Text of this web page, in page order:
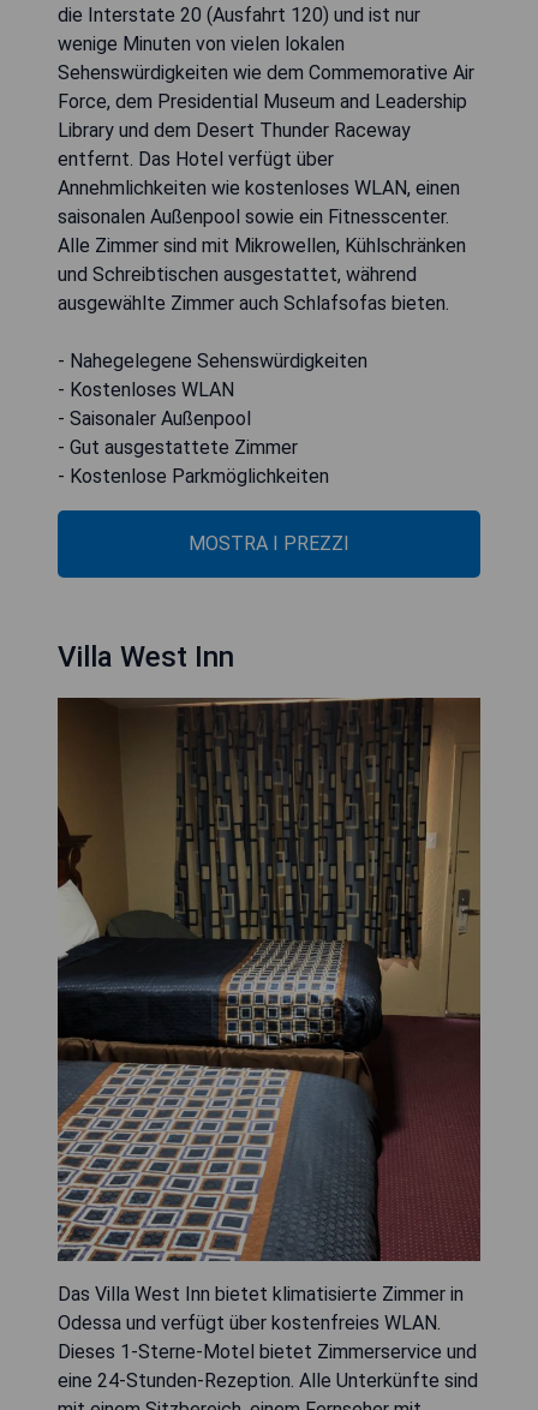
die Interstate 20 (Ausfahrt 120) und ist nur
wenige Minuten von vielen lokalen
Sehenswürdigkeiten wie dem Commemorative Air
Force, dem Presidential Museum and Leadership
Library und dem Desert Thunder Raceway
entfernt. Das Hotel verfügt über
Annehmlichkeiten wie kostenloses WLAN, einen
saisonalen Außenpool sowie ein Fitnesscenter.
Alle Zimmer sind mit Mikrowellen, Kühlschränken
und Schreibtischen ausgestattet, während
ausgewählte Zimmer auch Schlafsofas bieten.
- Nahegelegene Sehenswürdigkeiten
- Kostenloses WLAN
- Saisonaler Außenpool
- Gut ausgestattete Zimmer
- Kostenlose Parkmöglichkeiten
MOSTRA I PREZZI
Villa West Inn
Das Villa West Inn bietet klimatisierte Zimmer in
Odessa und verfügt über kostenfreies WLAN.
Dieses 1-Sterne-Motel bietet Zimmerservice und
eine 24-Stunden-Rezeption. Alle Unterkünfte sind